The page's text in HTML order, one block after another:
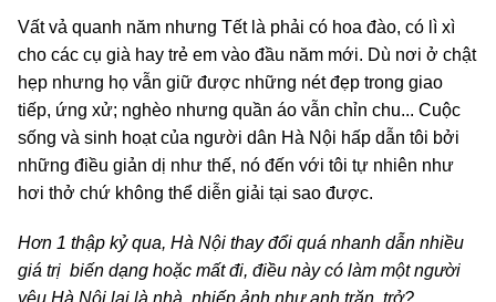
Vất vả quanh năm nhưng Tết là phải có hoa đào, có lì xì
cho các cụ già hay trẻ em vào đầu năm mới. Dù nơi ở chật
hẹp nhưng họ vẫn giữ được những nét đẹp trong giao
tiếp, ứng xử; nghèo nhưng quần áo vẫn chỉn chu... Cuộc
sống và sinh hoạt của người dân Hà Nội hấp dẫn tôi bởi
những điều giản dị như thế, nó đến với tôi tự nhiên như
hơi thở chứ không thể diễn giải tại sao được.
Hơn 1 thập kỷ qua, Hà Nội thay đổi quá nhanh dẫn nhiều
giá trị biến dạng hoặc mất đi, điều này có làm một người
yêu Hà Nội lại là nhà nhiếp ảnh như anh trăn trở?